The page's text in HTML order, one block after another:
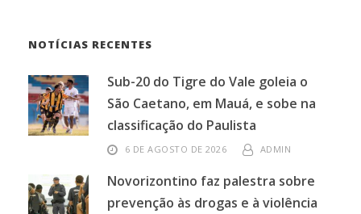
NOTÍCIAS RECENTES
Sub-20 do Tigre do Vale goleia o
São Caetano, em Mauá, e sobe na
classificação do Paulista
6 DE AGOSTO DE 2026 ADMIN
Novorizontino faz palestra sobre
prevenção às drogas e à violência